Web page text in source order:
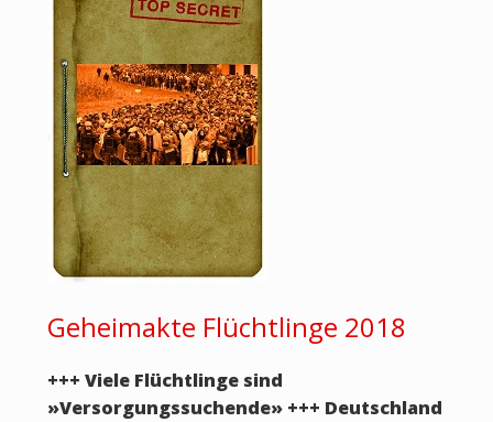
Geheimakte Flüchtlinge 2018
+++ Viele Flüchtlinge sind
»Versorgungssuchende» +++ Deutschland